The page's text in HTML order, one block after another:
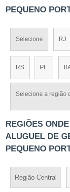
PEQUENO
Selecione RJ
RS PE
Selecione a região
REGIÕES
ALUGUEL DE
PEQUENO
Região Central